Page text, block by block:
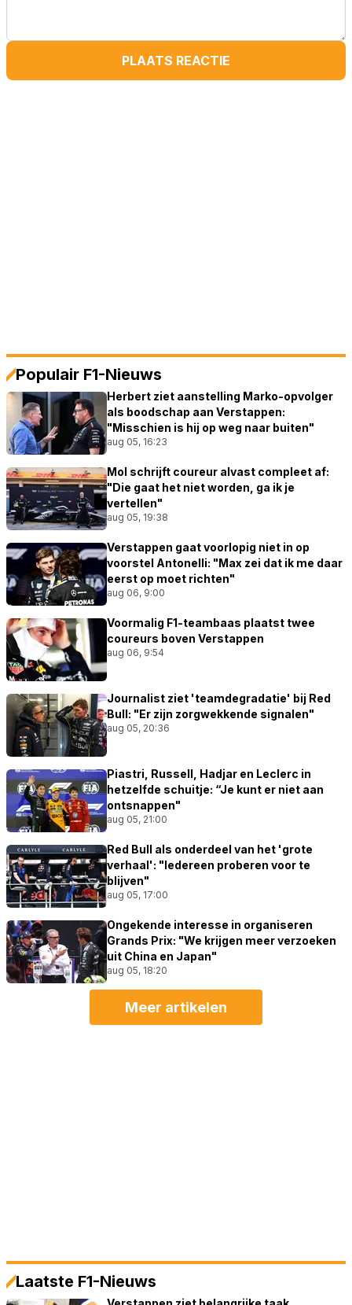
PLAATS REACTIE
Populair F1-Nieuws
Herbert ziet aanstelling Marko-opvolger
als boodschap aan Verstappen:
"Misschien is hij op weg naar buiten"
aug 05, 16:23
Mol schrijft coureur alvast compleet af:
"Die gaat het niet worden, ga ik je
vertellen"
aug 05, 19:38
Verstappen gaat voorlopig niet in op
voorstel Antonelli: "Max zei dat ik me daar
eerst op moet richten"
aug 06, 9:00
Voormalig F1-teambaas plaatst twee
coureurs boven Verstappen
aug 06, 9:54
Journalist ziet 'teamdegradatie' bij Red
Bull: "Er zijn zorgwekkende signalen"
aug 05, 20:36
Piastri, Russell, Hadjar en Leclerc in
hetzelfde schuitje: “Je kunt er niet aan
ontsnappen"
aug 05, 21:00
Red Bull als onderdeel van het 'grote
verhaal': "Iedereen proberen voor te
blijven"
aug 05, 17:00
Ongekende interesse in organiseren
Grands Prix: "We krijgen meer verzoeken
uit China en Japan"
aug 05, 18:20
Meer artikelen
Laatste F1-Nieuws